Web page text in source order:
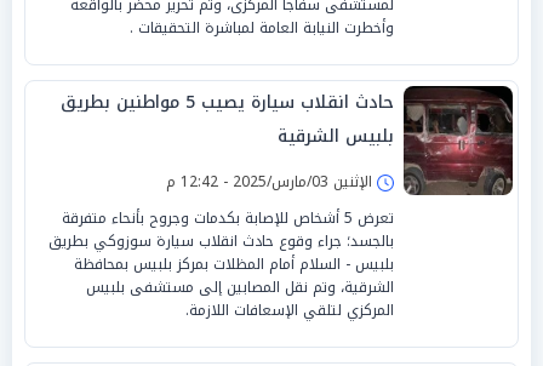
وأخطرت النيابة العامة لمباشرة التحقيقات .
حادث انقلاب سيارة يصيب 5 مواطنين بطريق
بلبيس الشرقية
الإثنين 03/مارس/2025 - 12:42 م
تعرض 5 أشخاص للإصابة بكدمات وجروح بأنحاء متفرقة
بالجسد؛ جراء وقوع حادث انقلاب سيارة سوزوكي بطريق
بلبيس - السلام أمام المظلات بمركز بلبيس بمحافظة
الشرقية، وتم نقل المصابين إلى مستشفى بلبيس
المركزي لتلقي الإسعافات اللازمة.